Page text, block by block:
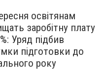
освітянам
заробітну плату
Уряд підбив
підготовки до
року